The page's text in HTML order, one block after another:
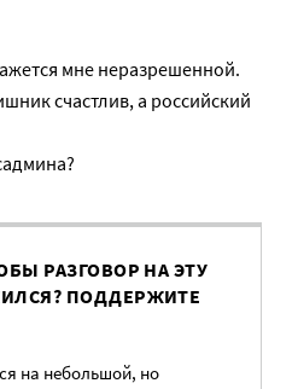
мне неразрешенной.
счастлив, а российский
РАЗГОВОР НА ЭТУ
ПОДДЕРЖИТЕ
на небольшой, но